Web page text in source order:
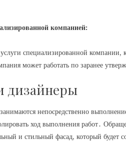
компанией:
специализированной
может работать по заранее
дизайнеры
непосредственно
ход выполнения работ․
и стильный фасад, который будет